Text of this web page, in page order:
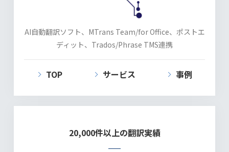
AI自動翻訳ソフト、MTrans Team/for Office、 ポストエ
ディット、Trados/Phrase TMS連携
TOP サービス 事例
20,000件以上の翻訳実績